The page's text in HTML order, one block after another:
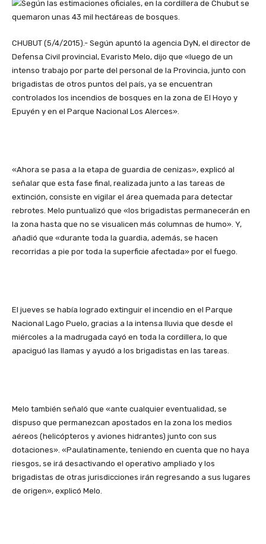
CHUBUT (5/4/2015).- Según apuntó la agencia DyN, el director de
Defensa Civil provincial, Evaristo Melo, dijo que «luego de un
intenso trabajo por parte del personal de la Provincia, junto con
brigadistas de otros puntos del país, ya se encuentran
controlados los incendios de bosques en la zona de El Hoyo y
Epuyén y en el Parque Nacional Los Alerces».
«Ahora se pasa a la etapa de guardia de cenizas», explicó al
señalar que esta fase final, realizada junto a las tareas de
extinción, consiste en vigilar el área quemada para detectar
rebrotes. Melo puntualizó que «los brigadistas permanecerán en
la zona hasta que no se visualicen más columnas de humo». Y,
añadió que «durante toda la guardia, además, se hacen
recorridas a pie por toda la superficie afectada» por el fuego.
El jueves se había logrado extinguir el incendio en el Parque
Nacional Lago Puelo, gracias a la intensa lluvia que desde el
miércoles a la madrugada cayó en toda la cordillera, lo que
apaciguó las llamas y ayudó a los brigadistas en las tareas.
Melo también señaló que «ante cualquier eventualidad, se
dispuso que permanezcan apostados en la zona los medios
aéreos (helicópteros y aviones hidrantes) junto con sus
dotaciones». «Paulatinamente, teniendo en cuenta que no haya
riesgos, se irá desactivando el operativo ampliado y los
brigadistas de otras jurisdicciones irán regresando a sus lugares
de origen», explicó Melo.